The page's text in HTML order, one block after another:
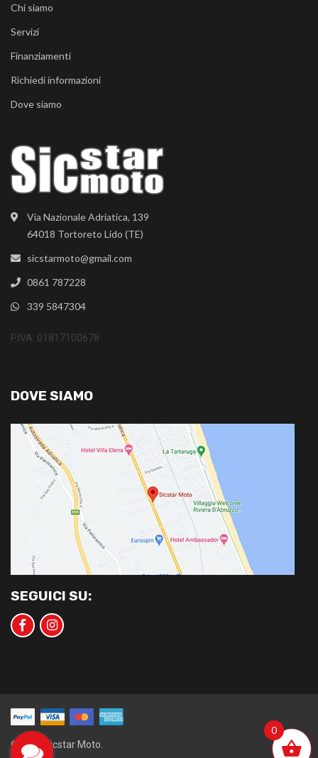
Via Nazionale Adriatica, 139
64018 Tortoreto Lido (TE)
sicstarmoto@gmail.com
0861 787228
339 5847304
P.IVA: 01817100678
Chi siamo
Servizi
Finanziamenti
Richiedi informazioni
Dove siamo
DOVE SIAMO
SEGUICI SU:
©2020 Sicstar Moto.
0